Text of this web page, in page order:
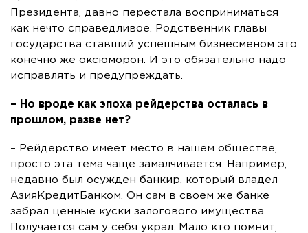
Президента, давно перестала восприниматься
как нечто справедливое. Родственник главы
государства ставший успешным бизнесменом это
конечно же оксюморон. И это обязательно надо
исправлять и предупреждать.
– Но вроде как эпоха рейдерства осталась в
прошлом, разве нет?
– Рейдерство имеет место в нашем обществе,
просто эта тема чаще замалчивается. Например,
недавно был осужден банкир, который владел
АзияКредитБанком. Он сам в своем же банке
забрал ценные куски залогового имущества.
Получается сам у себя украл. Мало кто помнит,